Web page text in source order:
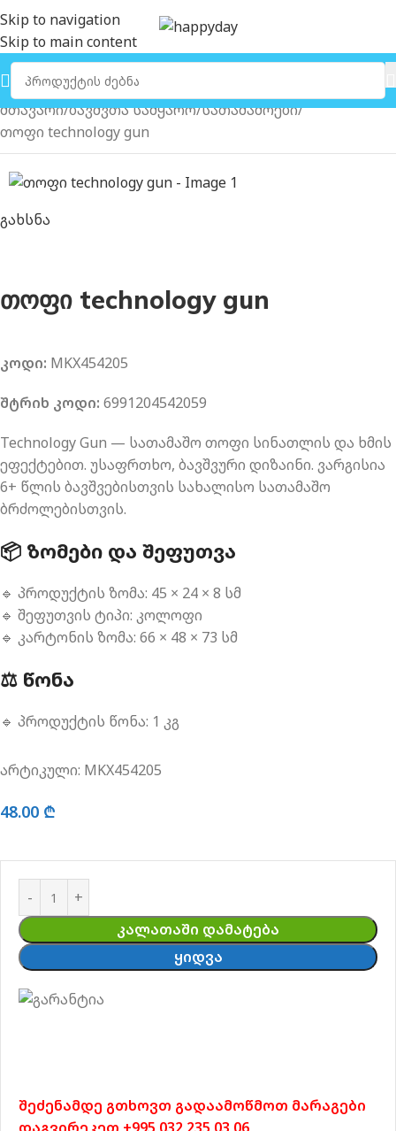
Skip to navigation
Skip to main content
მთავარი ბავშვთა სამყარო სათამაშოები
თოფი technology gun
გახსნა
თოფი technology gun
კოდი: MKX454205
შტრიხ კოდი: 6991204542059
Technology Gun — სათამაშო თოფი სინათლის და ხმის
ეფექტებით. უსაფრთხო, ბავშვური დიზაინი. ვარგისია
6+ წლის ბავშვებისთვის სახალისო სათამაშო
ბრძოლებისთვის.
📦 ᲖᲝᲛᲔᲑᲘ ᲓᲐ ᲨᲔᲤᲣᲗᲕᲐ
🔹 პროდუქტის ზომა: 45 × 24 × 8 სმ
🔹 შეფუთვის ტიპი: კოლოფი
🔹 კარტონის ზომა: 66 × 48 × 73 სმ
⚖️ ᲬᲝᲜᲐ
🔹 პროდუქტის წონა: 1 კგ
არტიკული: MKX454205
48.00 ₾
ᲙᲐᲚᲐᲗᲐᲨᲘ ᲓᲐᲛᲐᲢᲔᲑᲐ
ᲧᲘᲓᲕᲐ
შეძენამდე გთხოვთ გადაამოწმოთ მარაგები